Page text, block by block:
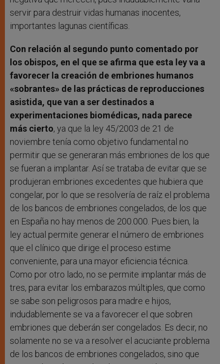
servir para destruir vidas humanas inocentes,
importantes lagunas científicas.
Con relación al segundo punto comentado por
los obispos, en el que se afirma que esta ley va a
favorecer la creación de embriones humanos
«sobrantes» de las prácticas de reproducciones
asistida, que van a ser destinados a
experimentaciones biomédicas, nada parece
más cierto, ya que la ley 45/2003 de 21 de
noviembre tenía como objetivo fundamental no
permitir que se generaran más embriones de los que
se fueran a implantar. Así se trataba de evitar que se
produjeran embriones excedentes que hubiera que
congelar, por lo que se resolvería de raíz el problema
de los bancos de embriones congelados, de los que
en España no hay menos de 200.000. Pues bien, la
ley actual permite generar el número de embriones
que el clínico que dirige el proceso estime
conveniente, para una mayor eficiencia técnica.
Como por otro lado, no se permite implantar más de
tres, para evitar los embarazos múltiples, que como
se sabe son peligrosos para madre e hijos,
indudablemente se va a favorecer el que sobren
embriones que deberán ser congelados. Es decir, no
solamente no se va a resolver el acuciante problema
de los bancos de embriones congelados, sino que